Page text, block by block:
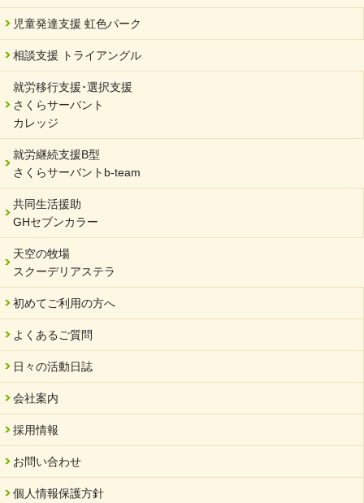
児童発達支援 虹色パーク
相談支援 トライアングル
就労移行支援･選択支援
さくらサーバント
カレッジ
就労継続支援B型
さくらサーバントb-team
共同生活援助
GHセブンカラー
天空の牧場
スクーデリアステラ
初めてご利用の方へ
よくあるご質問
日々の活動日誌
会社案内
採用情報
お問い合わせ
個人情報保護方針